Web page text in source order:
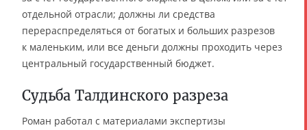
отдельной отрасли; должны ли средства
перераспределяться от богатых и больших разрезов
к маленьким, или все деньги должны проходить через
центральный государственный бюджет.
Судьба Талдинского разреза
Роман работал с материалами экспертизы